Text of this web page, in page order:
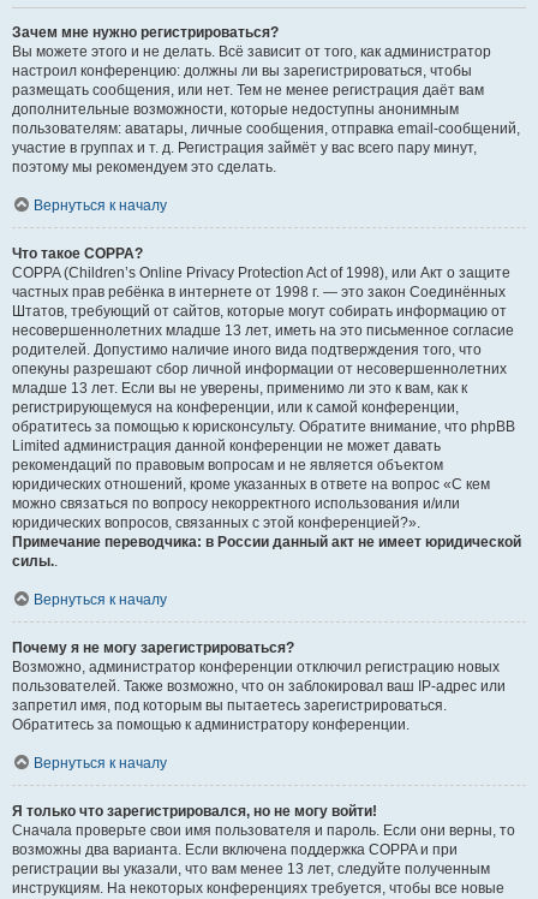
Зачем мне нужно регистрироваться?
Вы можете этого и не делать. Всё зависит от того, как администратор
настроил конференцию: должны ли вы зарегистрироваться, чтобы
размещать сообщения, или нет. Тем не менее регистрация даёт вам
дополнительные возможности, которые недоступны анонимным
пользователям: аватары, личные сообщения, отправка email-сообщений,
участие в группах и т. д. Регистрация займёт у вас всего пару минут,
поэтому мы рекомендуем это сделать.
Вернуться к началу
Что такое COPPA?
COPPA (Children’s Online Privacy Protection Act of 1998), или Акт о защите
частных прав ребёнка в интернете от 1998 г. — это закон Соединённых
Штатов, требующий от сайтов, которые могут собирать информацию от
несовершеннолетних младше 13 лет, иметь на это письменное согласие
родителей. Допустимо наличие иного вида подтверждения того, что
опекуны разрешают сбор личной информации от несовершеннолетних
младше 13 лет. Если вы не уверены, применимо ли это к вам, как к
регистрирующемуся на конференции, или к самой конференции,
обратитесь за помощью к юрисконсульту. Обратите внимание, что phpBB
Limited администрация данной конференции не может давать
рекомендаций по правовым вопросам и не является объектом
юридических отношений, кроме указанных в ответе на вопрос «С кем
можно связаться по вопросу некорректного использования и/или
юридических вопросов, связанных с этой конференцией?».
Примечание переводчика: в России данный акт не имеет юридической
силы..
Вернуться к началу
Почему я не могу зарегистрироваться?
Возможно, администратор конференции отключил регистрацию новых
пользователей. Также возможно, что он заблокировал ваш IP-адрес или
запретил имя, под которым вы пытаетесь зарегистрироваться.
Обратитесь за помощью к администратору конференции.
Вернуться к началу
Я только что зарегистрировался, но не могу войти!
Сначала проверьте свои имя пользователя и пароль. Если они верны, то
возможны два варианта. Если включена поддержка COPPA и при
регистрации вы указали, что вам менее 13 лет, следуйте полученным
инструкциям. На некоторых конференциях требуется, чтобы все новые